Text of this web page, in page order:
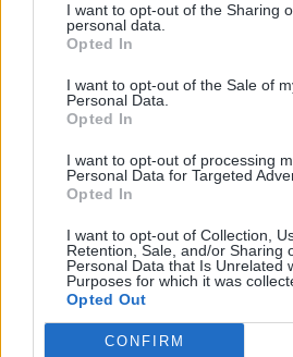
I want to opt-out of the Sharing
personal data.
Opted In
I want to opt-out of the Sale of
Personal Data.
Opted In
I want to opt-out of processing
Personal Data for Targeted
Opted In
I want to opt-out of Collection,
Retention, Sale, and/or Sharing
Personal Data that Is Unrelated
Purposes for which it was
Opted Out
CONFIRM
De leur côté, lesréseaux
clé dans le parcours d’achat :
leur smartphone, ce qui en
pour le social commerce
2025). Bien que Facebook
YouTube, Instagram et TikTok